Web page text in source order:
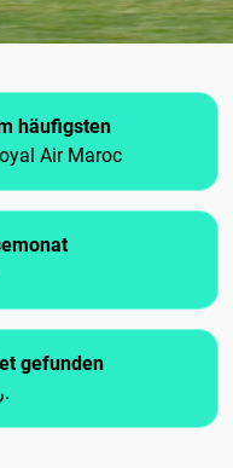
häufigsten
Air Maroc
gefunden
496.00ر.ق.